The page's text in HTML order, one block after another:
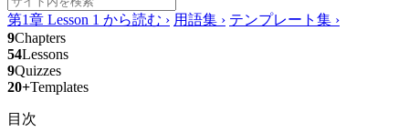
第1章 Lesson 1 から読む › 用語集 › テンプレート集 ›
9Chapters
54Lessons
9Quizzes
20+Templates
目次